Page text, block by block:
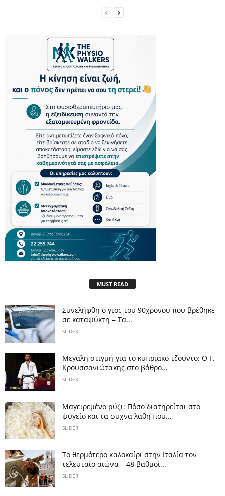
MUST READ
Συνελήφθη ο γιος του 90χρονου που βρέθηκε
σε καταψύκτη – Τα...
SLIDER
Μεγάλη στιγμή για το κυπριακό τζούντο: Ο Γ.
Κρουσσανιώτακης στο βάθρο...
SLIDER
Μαγειρεμένο ρύζι: Πόσο διατηρείται στο
ψυγείο και τα συχνά λάθη που...
SLIDER
Το θερμότερο καλοκαίρι στην Ιταλία τον
τελευταίο αιώνα – 48 βαθμοί...
SLIDER